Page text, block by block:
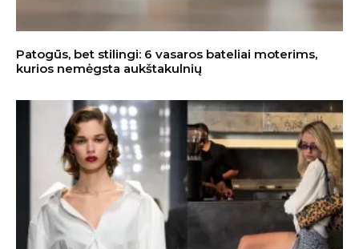
Patogūs, bet stilingi: 6 vasaros bateliai moterims,
kurios nemėgsta aukštakulnių